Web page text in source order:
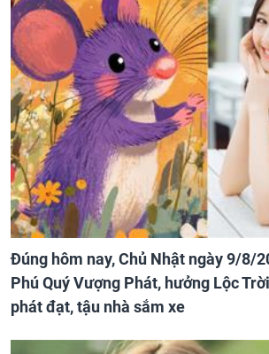
Đúng hôm nay, Chủ Nhật ngày 9/8/
Phú Quý Vượng Phát, hưởng Lộc
phát đạt, tậu nhà sắm xe